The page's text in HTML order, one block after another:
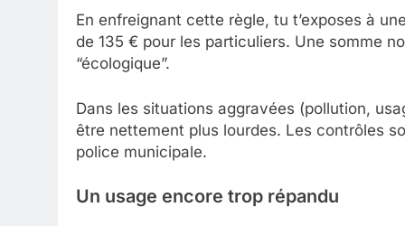
En enfreignant cette règle, tu t’exposes à une
de 135 € pour les particuliers. Une somme
“écologique”.
Dans les situations aggravées (pollution,
être nettement plus lourdes. Les contrôles
police municipale.
Un usage encore trop répandu